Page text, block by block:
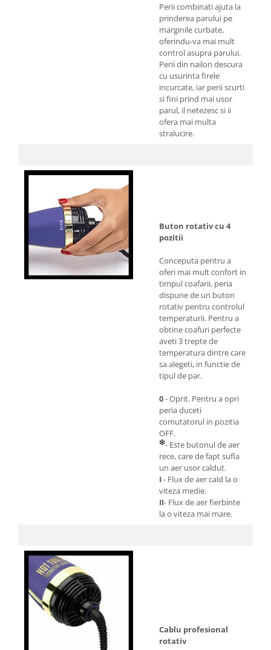
Perii combinati ajuta la
prinderea parului pe
marginile curbate,
oferindu-va mai mult
control asupra parului.
Perii din nailon descura
cu usurinta firele
incurcate, iar perii scurti
si fini prind mai usor
parul, il netezesc si ii
ofera mai multa
stralucire.
Buton rotativ cu 4
pozitii
Conceputa pentru a
oferi mai mult confort in
timpul coafarii, peria
dispune de un buton
rotativ pentru controlul
temperaturii. Pentru a
obtine coafuri perfecte
aveti 3 trepte de
temperatura dintre care
sa alegeti, in functie de
tipul de par.
0- Oprit. Pentru a opri
peria duceti
comutatorul in pozitia
OFF.
- Este butonul de aer
rece, care de fapt sufla
un aer usor caldut.
I - Flux de aer cald la o
viteza medie.
II- Flux de aer fierbinte
la o viteza mai mare.
Cablu profesional
rotativ